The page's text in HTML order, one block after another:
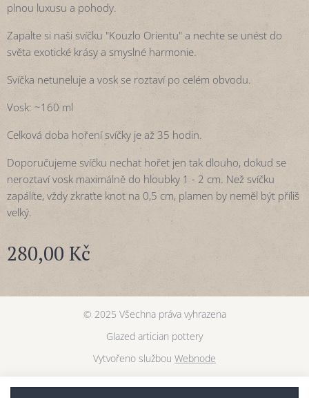
plnou luxusu a pohody.
Zapalte si naši svíčku "Kouzlo Orientu" a nechte se unést do
světa exotické krásy a smyslné harmonie.
Svíčka netuneluje a vosk se roztaví po celém obvodu.
Vosk: ~160 ml
Celková doba hoření svíčky je až 35 hodin.
Doporučujeme svíčku nechat hořet jen tak dlouho, dokud se
neroztaví vosk maximálně do hloubky 1 - 2 cm. Než svíčku
zapálíte, vždy zkraťte knot na 0,5 cm, plamen by neměl být příliš
velký.
280,00 Kč
© 2025 Všechna práva vyhrazena
Glazed artician pottery
Vytvořeno službou Webnode